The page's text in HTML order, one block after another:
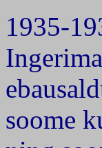
1935-
soome